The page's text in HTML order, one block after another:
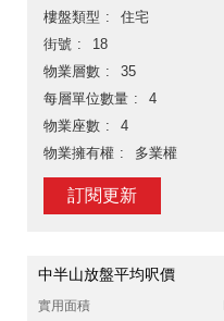
樓盤類型
住宅
街號
18
物業層數
35
每層單位數量
4
物業座數
4
物業擁有權
多業權
訂閱更新
中半山放盤平均呎價
實用面積